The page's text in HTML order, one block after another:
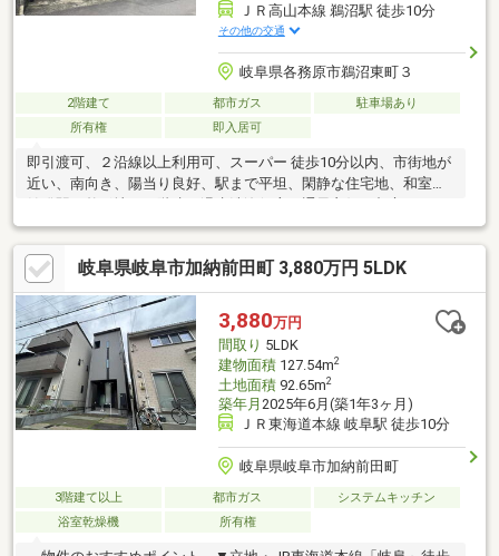
ＪＲ高山本線 鵜沼駅 徒歩10分
その他の交通
岐阜県各務原市鵜沼東町３
2階建て 都市ガス
駐車場あり
所有権
即入居可
即引渡可、２沿線以上利用可、スーパー 徒歩10分以内、市街地が
近い、南向き、陽当り良好、駅まで平坦、閑静な住宅地、和室、
岐阜県岐阜市加納前田町 3,880万円 5LDK
3,880万円
間取り 5LDK
建物面積127.54m2
土地面積92.65m2
築年月 2025年6月(築1年3ヶ月)
ＪＲ東海道本線 岐阜駅 徒歩10分
岐阜県岐阜市加納前田町
3階建て以上 都市ガス
システムキッチン
浴室乾燥機
所有権